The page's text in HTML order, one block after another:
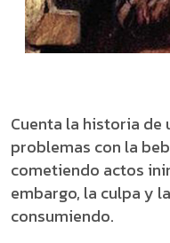
Cuenta la historia de
problemas con la
cometiendo actos
embargo, la culpa y
consumiendo.